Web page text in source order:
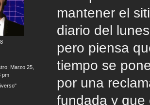
Marzo 25,
pm
mantener el
diario del
pero piensa
tiempo se
por una
fundada y que